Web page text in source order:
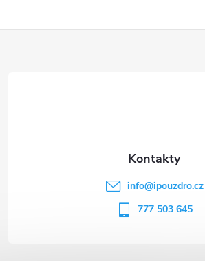
info@ipouzdro.cz
777 503 645